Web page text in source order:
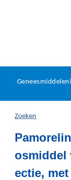
U
hier:
Zoeken
osmiddel
ectie,